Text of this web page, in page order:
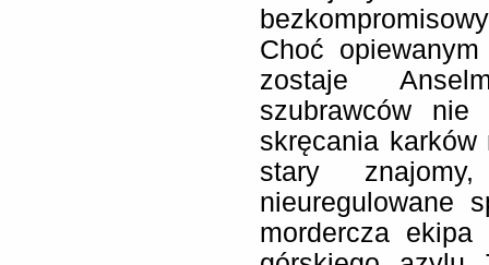
Choć
zostaje
szubrawców
skręcania
stary
nieuregulowane
mordercza